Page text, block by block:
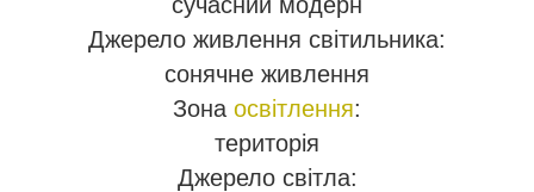
Джерело живлення світильника:
сонячне живлення
Зона освітлення:
територія
Джерело світла: